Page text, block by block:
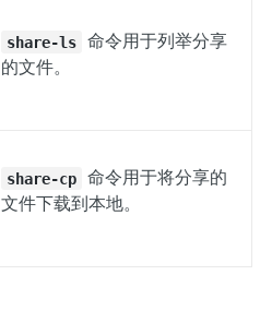
share-ls
命令用于列举分享
的文件。
share-cp
命令用于将分享的
文件下载到本地。